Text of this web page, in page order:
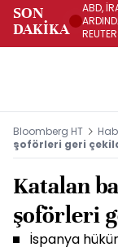
SON
DAKİKA
ABD,
Bloomberg HT
şoförleri geri
Katalan
şoförleri
İspanya